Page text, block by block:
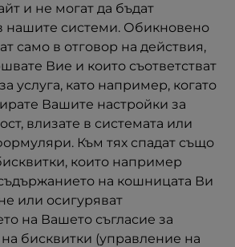
и не могат да бъдат
нашите системи. Обикновено
само в отговор на действия,
Вие и които съответстват
услуга, като например, когато
Вашите настройки за
влизате в системата или
Към тях спадат също
които например
на кошницата Ви
или осигуряват
на Вашето съгласие за
бисквитки (управление на